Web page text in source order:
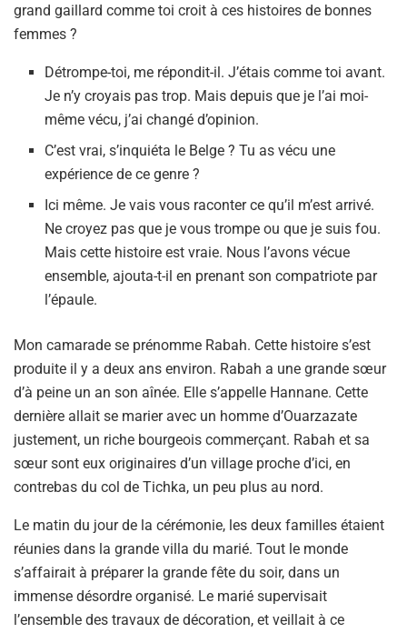
grand gaillard comme toi croit à ces histoires de bonnes
femmes ?
Détrompe-toi, me répondit-il. J’étais comme toi avant.
Je n’y croyais pas trop. Mais depuis que je l’ai moi-
même vécu, j’ai changé d’opinion.
C’est vrai, s’inquiéta le Belge ? Tu as vécu une
expérience de ce genre ?
Ici même. Je vais vous raconter ce qu’il m’est arrivé.
Ne croyez pas que je vous trompe ou que je suis fou.
Mais cette histoire est vraie. Nous l’avons vécue
ensemble, ajouta-t-il en prenant son compatriote par
l’épaule.
Mon camarade se prénomme Rabah. Cette histoire s’est
produite il y a deux ans environ. Rabah a une grande sœur
d’à peine un an son aînée. Elle s’appelle Hannane. Cette
dernière allait se marier avec un homme d’Ouarzazate
justement, un riche bourgeois commerçant. Rabah et sa
sœur sont eux originaires d’un village proche d’ici, en
contrebas du col de Tichka, un peu plus au nord.
Le matin du jour de la cérémonie, les deux familles étaient
réunies dans la grande villa du marié. Tout le monde
s’affairait à préparer la grande fête du soir, dans un
immense désordre organisé. Le marié supervisait
l’ensemble des travaux de décoration, et veillait à ce